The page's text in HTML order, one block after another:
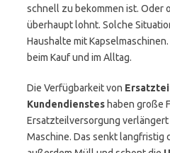
schnell zu bekommen ist. Oder
überhaupt lohnt. Solche
Haushalte mit
beim Kauf und im Alltag.
Die Verfügbarkeit von
Kundendienstes haben große
Ersatzteilversorgung
Maschine. Das senkt langfristig